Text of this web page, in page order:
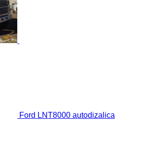
Ford LNT8000 autodizalica